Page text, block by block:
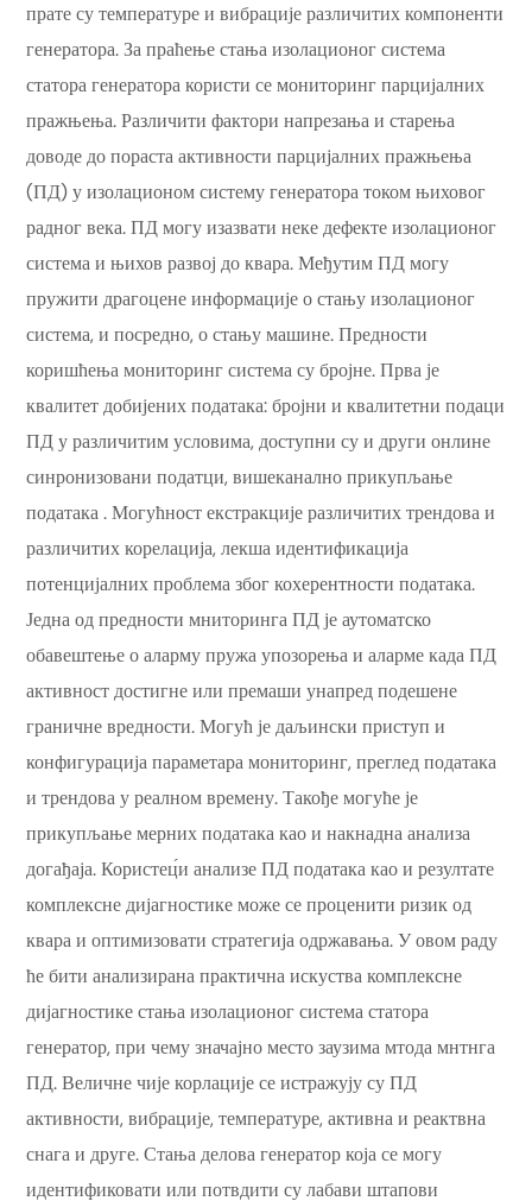
прате су температуре и вибрације различитих компоненти
генератора. За праћење стања изолационог система
статора генератора користи се мониторинг парцијалних
пражњења. Различити фактори напрезања и старења
доводе до пораста активности парцијалних пражњења
(ПД) у изолационом систему генератора током њиховог
радног века. ПД могу изазвати неке дефекте изолационог
система и њихов развој до квара. Међутим ПД могу
пружити драгоцене информације о стању изолационог
система, и посредно, о стању машине. Предности
коришћења мониторинг система су бројне. Прва је
квалитет добијених података: бројни и квалитетни подаци
ПД у различитим условима, доступни су и други онлине
синронизовани податци, вишеканално прикупљање
података . Могућност екстракције различитих трендова и
различитих корелација, лекша идентификација
потенцијалних проблема због кохерентности података.
Једна од предности мниторинга ПД је аутоматско
обавештење о аларму пружа упозорења и аларме када ПД
активност достигне или премаши унапред подешене
граничне вредности. Могућ је даљински приступ и
конфигурација параметара мониторинг, преглед података
и трендова у реалном времену. Такође могуће је
прикупљање мерних података као и накнадна анализа
догађаја. Користец́и анализе ПД података као и резултате
комплексне дијагностике може се проценити ризик од
квара и оптимизовати стратегија одржавања. У овом раду
ће бити анализирана практична искуства комплексне
дијагностике стања изолационог система статора
генератор, при чему значајно место заузима мтода мнтнга
ПД. Величне чије корлације се истражују су ПД
активности, вибрације, температуре, активна и реактвна
снага и друге. Стања делова генератор која се могу
идентификовати или потвдити су лабави штапови